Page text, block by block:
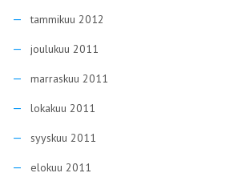
tammikuu 2012
joulukuu 2011
marraskuu 2011
lokakuu 2011
syyskuu 2011
elokuu 2011